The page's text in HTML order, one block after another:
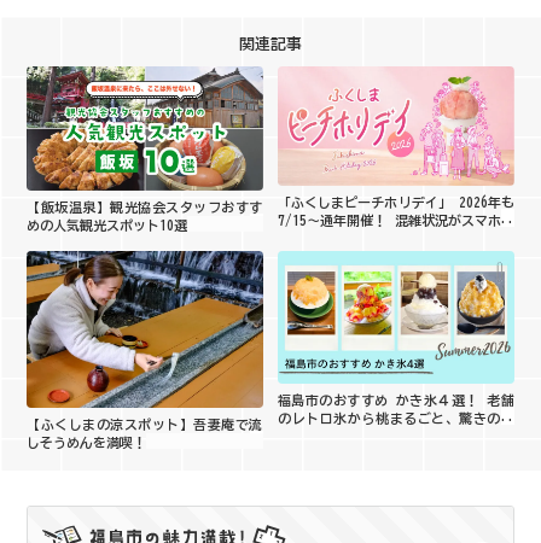
関連記事
【飯坂温泉】観光協会スタッフおすす
めの人気観光スポット10選
「ふくしまピーチホリデイ」 2026年も
7/15～通年開催！ 混雑状況がスマホで
【ふくしまの涼スポット】吾妻庵で流
しそうめんを満喫！
福島市のおすすめ かき氷４選！ 老舗
のレトロ氷から桃まるごと、驚きの創